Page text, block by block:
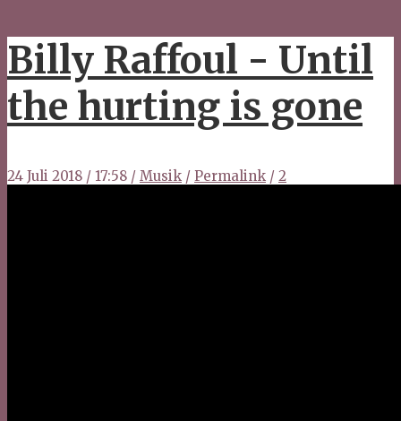
Billy Raffoul - Until
the hurting is gone
24 Juli 2018 / 17:58 / Musik / Permalink / 2